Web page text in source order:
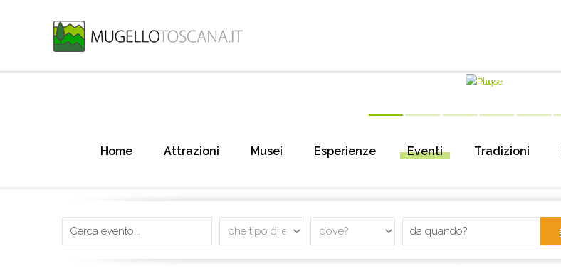
Home Attrazioni Musei Esperienze Eventi Tradizioni